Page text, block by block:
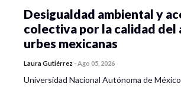
Desigualdad ambiental y
colectiva por la calidad del
urbes mexicanas
Laura Gutiérrez -Ago 05, 2026
Universidad Nacional Autónoma de